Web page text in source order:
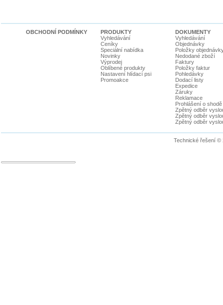
OBCHODNÍ PODMÍNKY
PRODUKTY
Vyhledávání
Ceníky
Speciální nabídka
Novinky
Výprodej
Oblíbené produkty
Nastavení hlídací psi
Promoakce
DOKUMENTY
Vyhledávání
Objednávky
Položky
Nedodané zboží
Faktury
Položky faktur
Pohledávky
Dodací listy
Expedice
Záruky
Reklamace
Prohlášení o shodě
Zpětný odběr
Zpětný odběr
Zpětný odběr
Technické řešení ©